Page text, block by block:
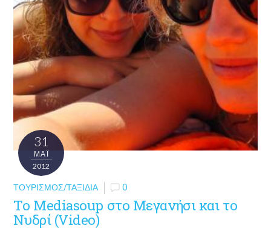
31
ΜΑΪ́
2012
ΤΟΥΡΙΣΜΌΣ/ΤΑΞΊΔΙΑ 0
Το Mediasoup στο Μεγανήσι και το
Νυδρί (Video)